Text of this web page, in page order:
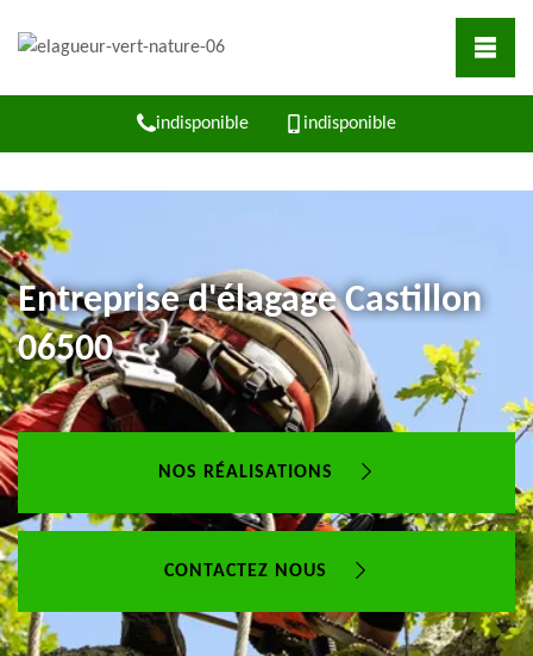
indisponible indisponible
Entreprise d'élagage Castillon
06500
NOS RÉALISATIONS
CONTACTEZ NOUS